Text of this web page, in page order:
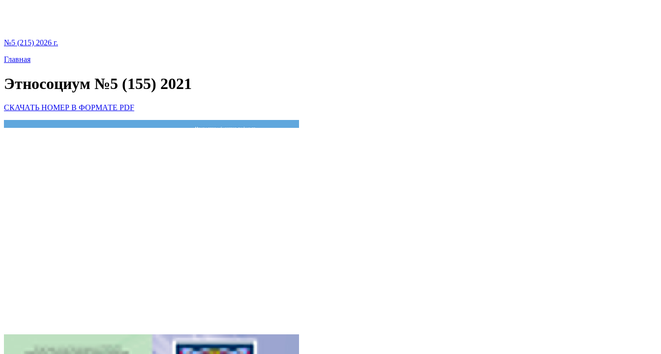
№5 (215) 2026 г.
Главная
Этносоциум №5 (155) 2021
СКАЧАТЬ НОМЕР В ФОРМАТЕ PDF